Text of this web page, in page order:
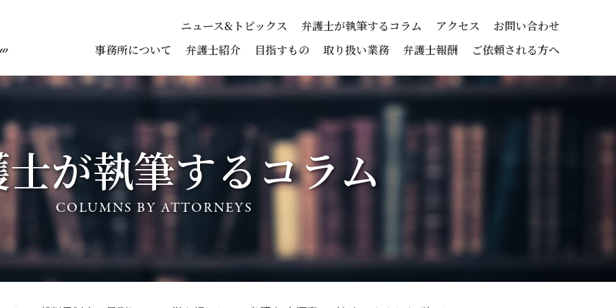
ニュース&トピックス 弁護士が執筆するコラム アクセス
お問い合わせ
事務所について
弁護士紹介 目指すもの 取り扱い業務 弁護士報酬 ご依頼される方へ
が執筆するコラム
COLUMNS BY ATTORNEYS